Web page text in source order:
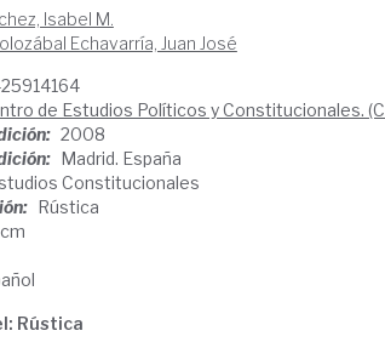
Isabel M.
Echavarría, Juan José
de Estudios Políticos y Constitucionales.
2008
Madrid. España
Constitucionales
Rústica
Rústica